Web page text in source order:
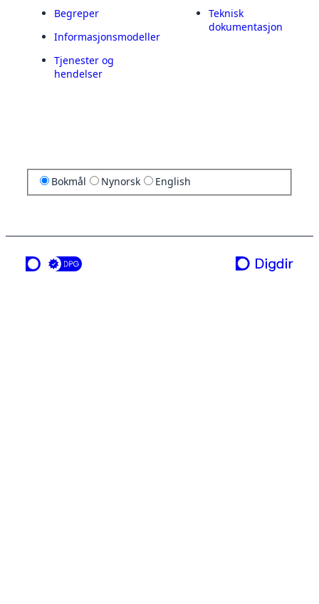
Begreper
Informasjonsmodeller
Tjenester og
hendelser
Teknisk
dokumentasjon
Bokmål Nynorsk English